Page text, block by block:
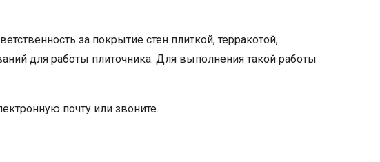
за покрытие стен плиткой, терракотой,
для работы плиточника. Для выполнения такой работы
почту или звоните.